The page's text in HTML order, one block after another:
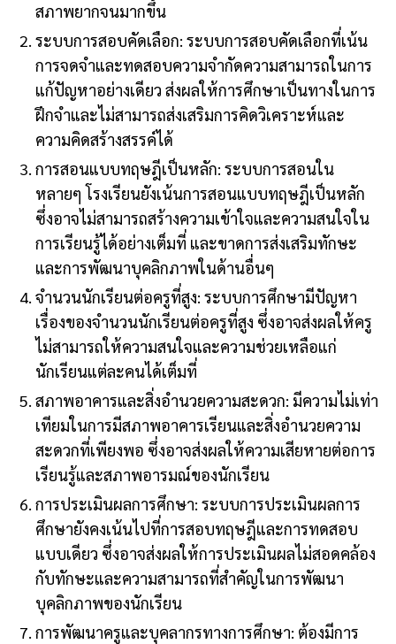
สภาพยากจนมากขึ้น
ระบบการสอบคัดเลือก: ระบบการสอบคัดเลือกที่เน้น
การจดจำและทดสอบความจำกัดความสามารถในการ
แก้ปัญหาอย่างเดียว ส่งผลให้การศึกษาเป็นทางในการ
ฝึกจำและไม่สามารถส่งเสริมการคิดวิเคราะห์และ
ความคิดสร้างสรรค์ได้
การสอนแบบทฤษฎีเป็นหลัก: ระบบการสอนใน
หลายๆ โรงเรียนยังเน้นการสอนแบบทฤษฎีเป็นหลัก
ซึ่งอาจไม่สามารถสร้างความเข้าใจและความสนใจใน
การเรียนรู้ได้อย่างเต็มที่ และขาดการส่งเสริมทักษะ
และการพัฒนาบุคลิกภาพในด้านอื่นๆ
จำนวนนักเรียนต่อครูที่สูง: ระบบการศึกษามีปัญหา
เรื่องของจำนวนนักเรียนต่อครูที่สูง ซึ่งอาจส่งผลให้ครู
ไม่สามารถให้ความสนใจและความช่วยเหลือแก่
นักเรียนแต่ละคนได้เต็มที่
สภาพอาคารและสิ่งอำนวยความสะดวก: มีความไม่เท่า
เทียมในการมีสภาพอาคารเรียนและสิ่งอำนวยความ
สะดวกที่เพียงพอ ซึ่งอาจส่งผลให้ความเสียหายต่อการ
เรียนรู้และสภาพอารมณ์ของนักเรียน
การประเมินผลการศึกษา: ระบบการประเมินผลการ
ศึกษายังคงเน้นไปที่การสอบทฤษฎีและการทดสอบ
แบบเดียว ซึ่งอาจส่งผลให้การประเมินผลไม่สอดคล้อง
กับทักษะและความสามารถที่สำคัญในการพัฒนา
บุคลิกภาพของนักเรียน
การพัฒนาครูและบุคลากรทางการศึกษา: ต้องมีการ